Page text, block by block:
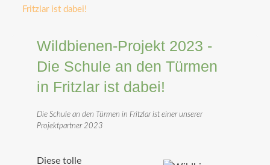
Fritzlar ist dabei!
Wildbienen-Projekt 2023 -
Die Schule an den Türmen
in Fritzlar ist dabei!
Die Schule an den Türmen in Fritzlar ist einer unserer
Projektpartner 2023
Diese tolle